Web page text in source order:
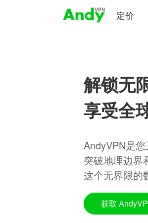
定价
解锁无
享受全
AndyVPN是
突破地理边界
这个无界限的
获取